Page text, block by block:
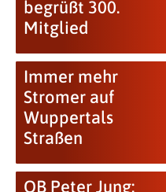
begrüßt 300.
Mitglied
Immer mehr
Stromer auf
Wuppertals
Straßen
OB Peter Jung: